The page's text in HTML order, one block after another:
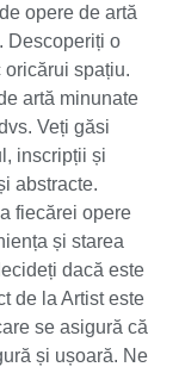
opere de artă
Descoperiți o
spațiu.
artă minunate
Veți găsi
inscripții și
abstracte.
fiecărei opere
și starea
dacă este
de la Artist este
se asigură că
și ușoară. Ne